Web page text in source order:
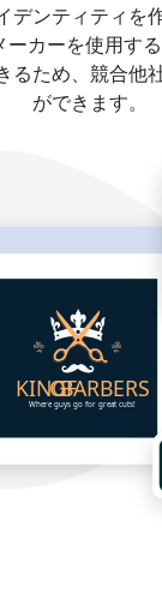
デンティティを
ーカーを使用す
るため、競合他
ができます。